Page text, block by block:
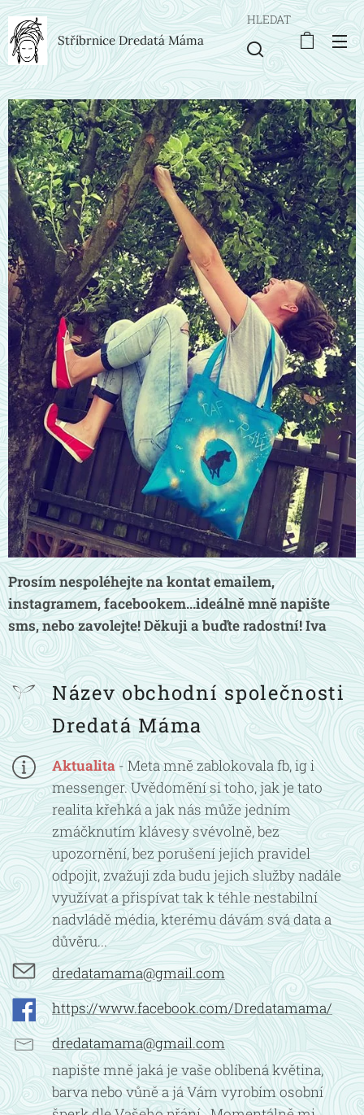
Stříbrnice Dredatá Máma
HLEDAT
Prosím nespoléhejte na kontat emailem,
instagramem, facebookem...ideálně mně napište
sms, nebo zavolejte! Děkuji a buďte radostní! Iva
Název obchodní společnosti
Dredatá Máma
Aktualita- Meta mně zablokovala fb, ig i
messenger. Uvědomění si toho, jak je tato
realita křehká a jak nás může jedním
zmáčknutím klávesy svévolně, bez
upozornění, bez porušení jejich pravidel
odpojit, zvažuji zda budu jejich služby nadále
využívat a přispívat tak k téhle nestabilní
nadvládě média, kterému dávám svá data a
důvěru...
dredatamama@gmail.com
https://www.facebook.com/Dredatamama/
dredatamama@gmail.com
napište mně jaká je vaše oblíbená květina,
barva nebo vůně a já Vám vyrobím osobní